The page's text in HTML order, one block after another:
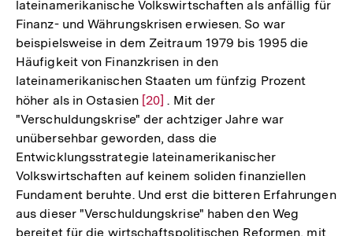
lateinamerikanische Volkswirtschaften als anfällig für
Finanz- und Währungskrisen erwiesen. So war
beispielsweise in dem Zeitraum 1979 bis 1995 die
Häufigkeit von Finanzkrisen in den
lateinamerikanischen Staaten um fünfzig Prozent
höher als in Ostasien Zur
Auflösung
der
Fußnote
[20] . Mit der
"Verschuldungskrise" der achtziger Jahre war
unübersehbar geworden, dass die
Entwicklungsstrategie lateinamerikanischer
Volkswirtschaften auf keinem soliden finanziellen
Fundament beruhte. Und erst die bitteren Erfahrungen
aus dieser "Verschuldungskrise" haben den Weg
bereitet für die wirtschaftspolitischen Reformen, mit